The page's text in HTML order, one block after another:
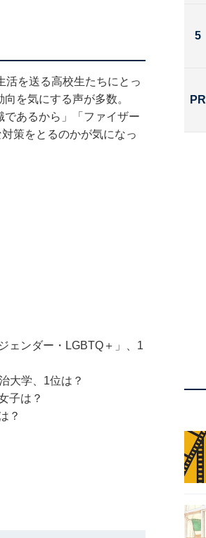
活を送る高校生たちにとっ
を気にする声が多数。
であるから」「ファイザー
策をとるのかが気になっ
ェンダー・LGBTQ＋」、1
大学、1位は？
子は？
？
5
PR